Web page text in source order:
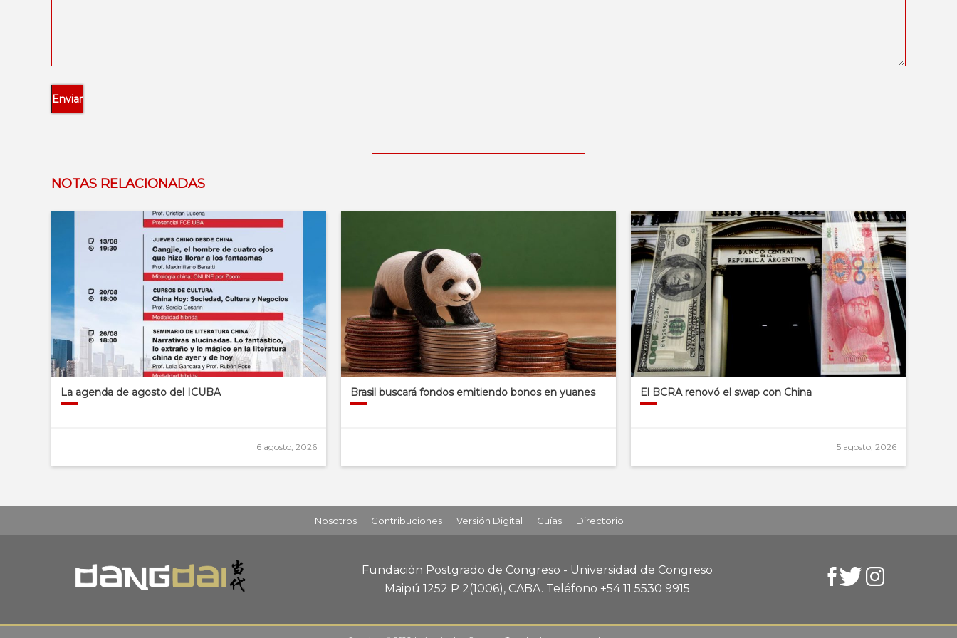
NOTAS RELACIONADAS
La agenda de agosto del ICUBA
6 agosto, 2026
Brasil buscará fondos emitiendo bonos en yuanes El BCRA renovó el swap con China
5 agosto, 2026
Nosotros Contribuciones Versión Digital Guías Directorio
Fundación Postgrado de Congreso - Universidad de Congreso
Maipú 1252 P 2(1006), CABA. Teléfono +54 11 5530 9915